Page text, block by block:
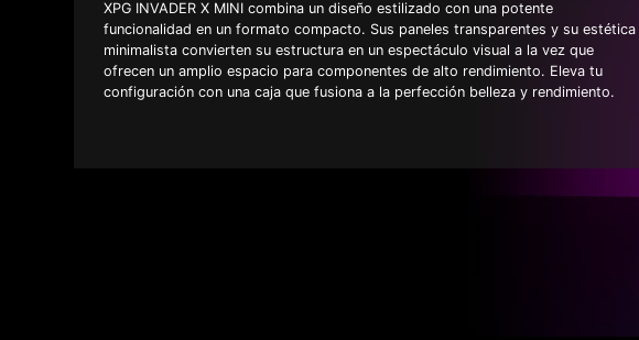
XPG INVADER X MINI combina un diseño estilizado con una potente
funcionalidad en un formato compacto. Sus paneles transparentes y su estética
minimalista convierten su estructura en un espectáculo visual a la vez que
ofrecen un amplio espacio para componentes de alto rendimiento. Eleva tu
configuración con una caja que fusiona a la perfección belleza y rendimiento.